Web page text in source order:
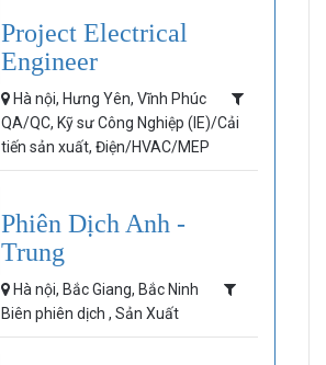
Project Electrical
Engineer
Hà nội, Hưng Yên, Vĩnh Phúc
QA/QC, Kỹ sư Công Nghiệp (IE)/Cải
tiến sản xuất, Điện/HVAC/MEP
Phiên Dịch Anh -
Trung
Hà nội, Bắc Giang, Bắc Ninh
Biên phiên dịch , Sản Xuất